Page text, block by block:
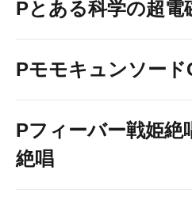
Pとある科学の超電
Pモモキュンソード
Pフィーバー戦姫
絶唱